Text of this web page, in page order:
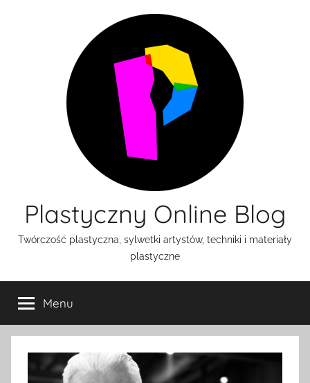
Plastyczny Online Blog
Twórczość plastyczna, sylwetki artystów, techniki i materiały
plastyczne
Menu